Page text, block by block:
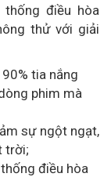
điều hòa
thử với giải
tia nắng
phim mà
sự ngột ngạt,
trời;
điều hòa